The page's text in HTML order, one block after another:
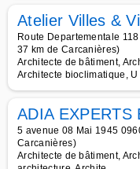
Atelier Villes &
Route Departementale
37 km de Carcanières)
Architecte de bâtiment,
Architecte bioclimatique, U
ADIA EXPERTS
5 avenue 08 Mai 1945
Carcanières)
Architecte de bâtiment,